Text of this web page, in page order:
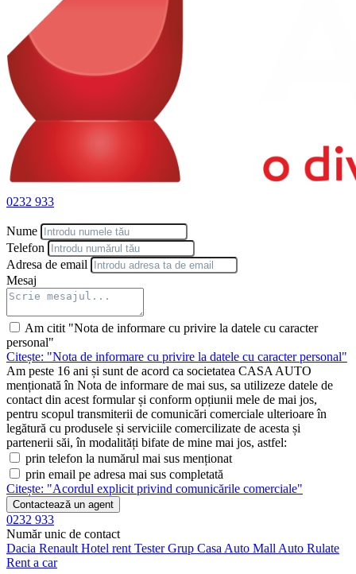
CONFORT
Geamuri spate electrice cu functie one touch
Inchidere centralizata si cheie pliabila cu telecomanda (x2)
Luneta cu functie de degivrare
Oglinda retrovizoare cu functie manuala anti orbire
Priza de 12V si 2 porturi USB-C fata
Aer conditionat manual
Conexiune smartphone multimedia fara fir
Cruise control cu limitator de viteza
Geamuri fata electrice cu functie one touch
2 lumini de marsarier
ABS (Anti-lock Braking System)
Actualizari software remote
Airbag-uri de tip cortina fata si spate
Airbag-uri frontale sofer si pasager
Scaun sofer reglabil pe inaltime
Senzor de lumina
Smartphone Link Display Audio cu display de 10.4", radio analog si
DAB, cu 6 difuzoare
Volan ajustabil manual pe 4 directii, din piele artificiala
Frana de parcare manuala cu levier
Intelligent Speed Assistance - Atentionare privind depasirea vitezei
legale & Sistem de recunoastere a semnelor de trafic(TSR)
Scaune cu sistem de prindere ISOFIX (1x pasager fata & 2 bancheta
spate)
Senzori de parcare - 4x - spate
Sistem de apelare in caz de urgenta (Emergency call system)
Airbag-uri laterale sofer si pasager
Camera video pentru marsarier
Control electronic al stabilitatii cu asistenta la pornirea in rampa
(HSA)
Emergency Brake Assist (pieton/ciclist/vehicule motorizate cu doua
roti)
Filtru cu carbon activ
Sistem de avertizare la parasirea involuntara a benzii de rulare
(LDW)
Sistem de comutare automat pentru faza lunga (AHB)
Sistem de monitorizare a presiunii in roti (TPM
0232 933
Nume
Telefon
Adresa de email
Mesaj
Am citit "Nota de informare cu privire la datele cu caracter
personal"
Citește: "Nota de informare cu privire la datele cu caracter personal"
Am peste 16 ani și sunt de acord ca societatea CASA AUTO
menționată în Nota de informare de mai sus, sa utilizeze datele de
contact din acest formular și conform opțiunii mele de mai jos,
pentru scopul transmiterii de comunicări comerciale ulterioare în
legătură cu produsele și serviciile comercilizate de acesta și
partenerii săi, în modalități bifate de mine mai jos, astfel:
prin telefon la numărul mai sus menționat
prin email pe adresa mai sus completată
Citește: "Acordul explicit privind comunicările comerciale"
Contactează un agent
0232 933
Număr unic de contact
Dacia Renault Hotel rent Tester Grup Casa Auto Mall Auto Rulate
Rent a car